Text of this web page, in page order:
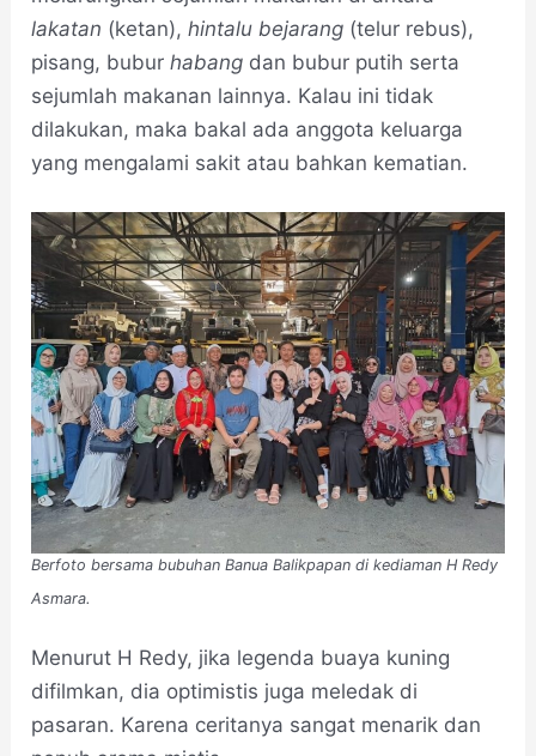
lakatan (ketan),hintalu bejarang (telur rebus),
pisang, buburhabang dan bubur putih serta
sejumlah makanan lainnya. Kalau ini tidak
dilakukan, maka bakal ada anggota keluarga
yang mengalami sakit atau bahkan kematian.
Berfoto bersama bubuhan Banua Balikpapan di kediaman H Redy
Asmara.
Menurut H Redy, jika legenda buaya kuning
difilmkan, dia optimistis juga meledak di
pasaran. Karena ceritanya sangat menarik dan